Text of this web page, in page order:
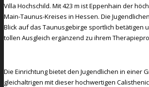
Villa Hochschild. Mit 423 m ist Eppenhain der
Main-Taunus-Kreises in Hessen. Die
Blick auf das Taunusgebirge sportlich betätigen
tollen Ausgleich ergänzend zu ihrem
Die Einrichtung bietet den Jugendlichen in einer
gleichaltrigen mit dieser hochwertigen